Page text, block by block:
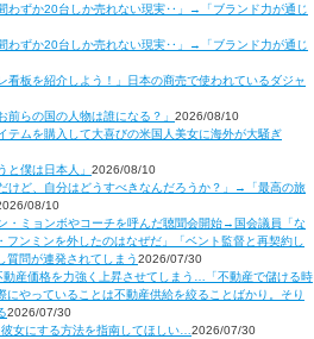
わずか20台しか売れない現実‥」→「ブランド力が通じ
わずか20台しか売れない現実‥」→「ブランド力が通じ
看板を紹介しよう！」日本の商売で使われているダジャ
らの国の人物は誰になる？」 2026/08/10
テムを購入して大喜びの米国人美女に海外が大騒ぎ
と僕は日本人」 2026/08/10
けど、自分はどうすべきなんだろうか？」→「最高の旅
08/10
・ミョンボやコーチを呼んだ聴聞会開始→国会議員「な
ンミンを外したのはなぜだ」「ベント監督と再契約し
質問が連発されてしまう2026/07/30
産価格を力強く上昇させてしまう…「不動産で儲ける時
やっていることは不動産供給を絞ることばかり。そり
2026/07/30
女にする方法を指南してほしい…2026/07/30